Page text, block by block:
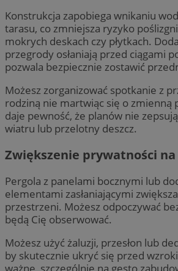
Konstrukcja zapobiega wnikaniu
tarasu, co zmniejsza ryzyko
mokrych deskach czy płytkach.
przegrody osłaniają przed ciągami
pozwala bezpiecznie zostawić
Możesz zorganizować spotkanie z
rodziną nie martwiąc się o zmienną
daje pewność, że planów nie
wiatru lub przelotny deszcz.
Zwiększenie prywatności
Pergola z panelami bocznymi lub
elementami zasłaniającymi
przestrzeni. Możesz odpoczywać
będą Cię obserwować.
Możesz użyć żaluzji, przesłon lub
by skutecznie ukryć się przed